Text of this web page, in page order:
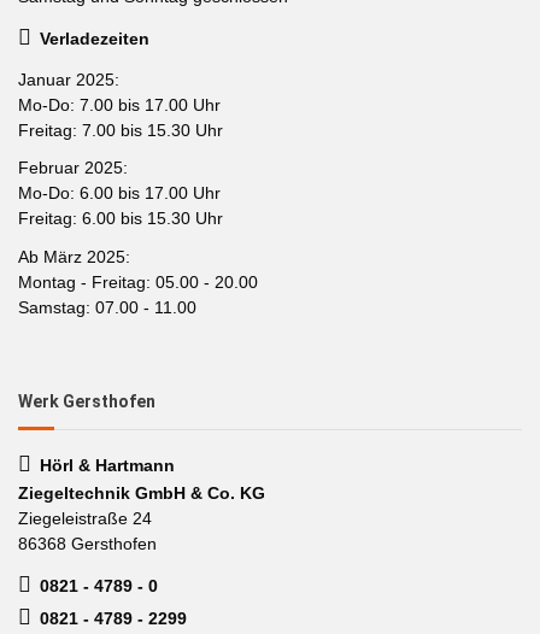
Verladezeiten
Januar 2025:
Mo-Do: 7.00 bis 17.00 Uhr
Freitag: 7.00 bis 15.30 Uhr
Februar 2025:
Mo-Do: 6.00 bis 17.00 Uhr
Freitag: 6.00 bis 15.30 Uhr
Ab März 2025:
Montag - Freitag: 05.00 - 20.00
Samstag: 07.00 - 11.00
Werk Gersthofen
Hörl & Hartmann
Ziegeltechnik GmbH & Co. KG
Ziegeleistraße 24
86368 Gersthofen
0821 - 4789 - 0
0821 - 4789 - 2299